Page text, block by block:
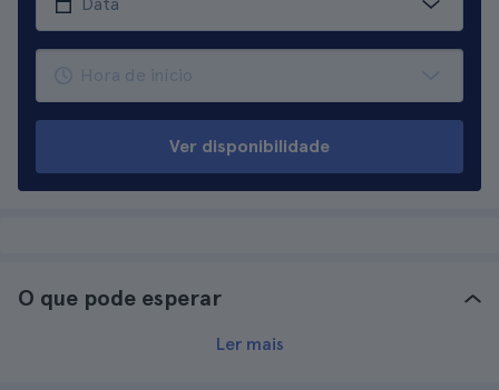
Ver disponibilidade
O que pode esperar
Ler mais